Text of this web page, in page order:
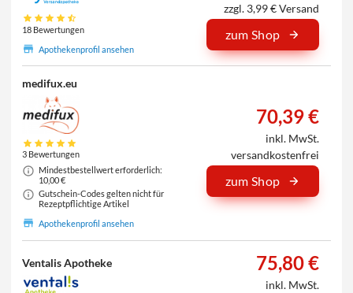
18 Bewertungen
Apothekenprofil ansehen
zzgl. 3,99 € Versand
zum Shop
medifux.eu
3 Bewertungen
Mindestbestellwert erforderlich:
10,00 €
Gutschein-Codes gelten nicht für
Rezeptpflichtige Artikel
Apothekenprofil ansehen
70,39 €
inkl. MwSt.
versandkostenfrei
zum Shop
Ventalis Apotheke 75,80 €
inkl. MwSt.